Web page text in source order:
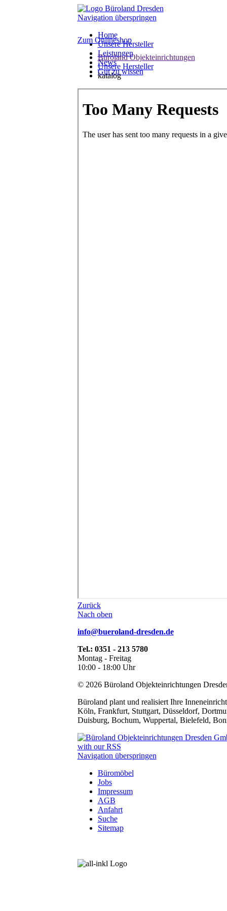
Navigation überspringen
Home
Unsere Hersteller
Leistungen
News
Gut zu wissen
Zum Onlineshop
Büroland Objekteinrichtungen
Unsere Hersteller
katalog
Zurück
Nach oben
info@bueroland-dresden.de
Tel.: 0351 - 213 5780
Montag - Freitag
10:00 - 18:00 Uhr
© 2026 Büroland Objekteinrichtungen
Büroland plant und realisiert Ihre
Köln, Frankfurt, Stuttgart, Düsseldorf,
Duisburg, Bochum, Wuppertal, Bielefeld,
with our RSS
Navigation überspringen
Büromöbel
Jobs
Impressum
AGB
Anfahrt
Suche
Sitemap